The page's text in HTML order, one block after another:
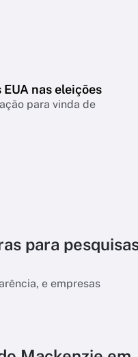
nas eleições
para vinda de
para
e empresas